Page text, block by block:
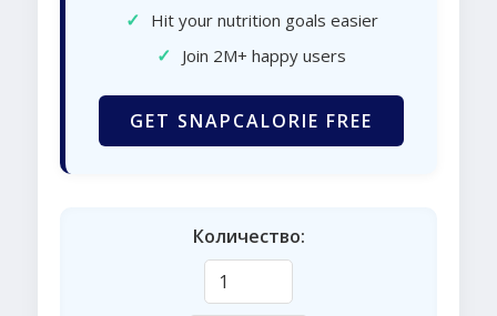
✓ Hit your nutrition goals easier
✓ Join 2M+ happy users
GET SNAPCALORIE FREE
Количество: